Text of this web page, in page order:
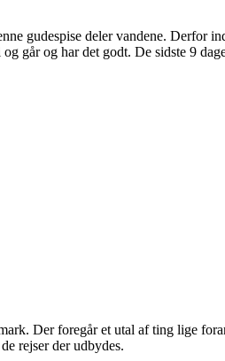
gudespise deler vandene. Derfor
går og har det godt. De sidste 9
Der foregår et utal af ting lige
rejser der udbydes.